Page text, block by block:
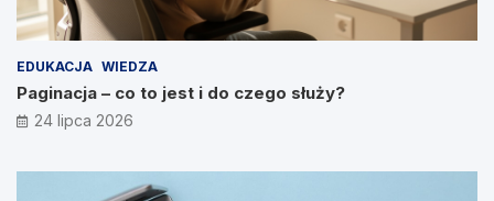
EDUKACJA WIEDZA
Paginacja – co to jest i do czego służy?
24 lipca 2026